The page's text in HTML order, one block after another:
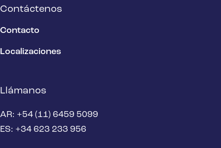
Contáctenos
Contacto
Localizaciones
Llámanos
AR: +54 (11) 6459 5099
ES: +34 623 233 956